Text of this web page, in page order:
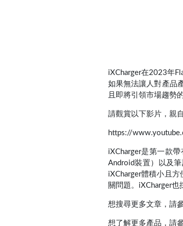
iXCharger在2023年
如果無法讓人對產品
且即將引領市場趨勢
請觀賞以下影片，親
https://
iXCharger是第一款
Android裝置）以及
iXCharger體積小且
關問題。iXCharger也
想搜尋更多文章，請
想了解更多產品，請